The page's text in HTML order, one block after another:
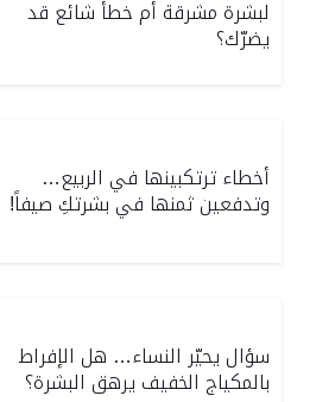
لبشرة مشرقة أم خطأ شائع قد
يضرّك؟
أخطاء ترتكبينها في الربيع…
وتدفعين ثمنها في بشرتكِ صيفاً!
سؤال يحيّر النساء… هل الإفراط
بالمكياج الخفيف يرهق البشرة؟